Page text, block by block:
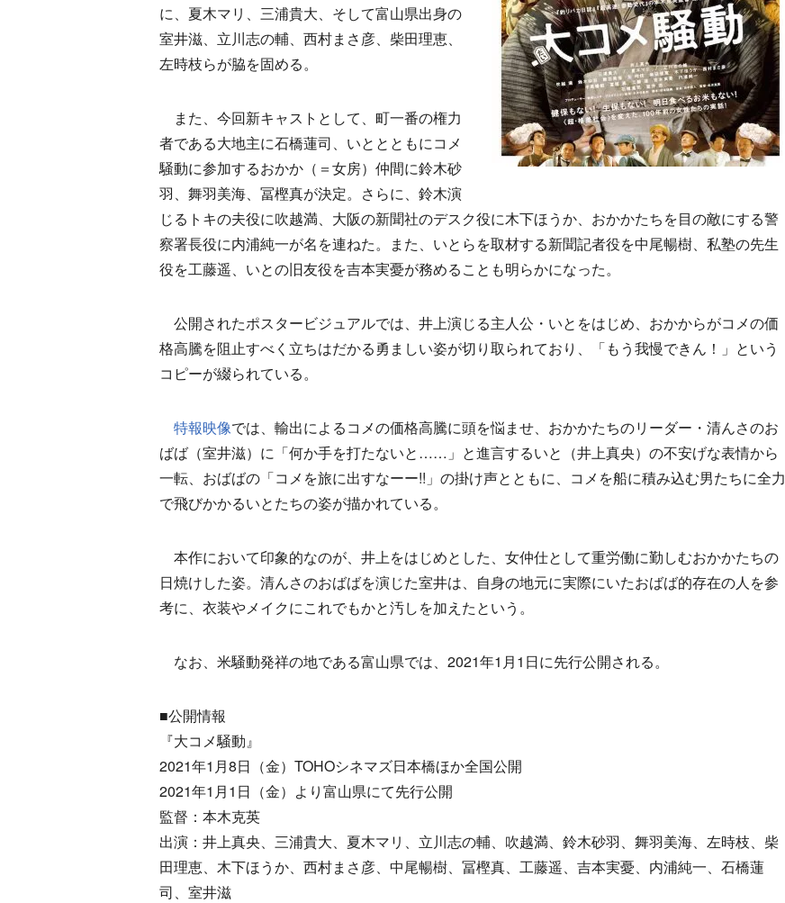
に、夏木マリ、三浦貴大、そして富山県出身の
室井滋、立川志の輔、西村まさ彦、柴田理恵、
左時枝らが脇を固める。
また、今回新キャストとして、町一番の権力
者である大地主に石橋蓮司、いととともにコメ
騒動に参加するおかか（＝女房）仲間に鈴木砂
羽、舞羽美海、冨樫真が決定。さらに、鈴木演
じるトキの夫役に吹越満、大阪の新聞社のデスク役に木下ほうか、おかかたちを目の敵にする警
察署長役に内浦純一が名を連ねた。また、いとらを取材する新聞記者役を中尾暢樹、私塾の先生
役を工藤遥、いとの旧友役を吉本実憂が務めることも明らかになった。
公開されたポスタービジュアルでは、井上演じる主人公・いとをはじめ、おかからがコメの価
格高騰を阻止すべく立ちはだかる勇ましい姿が切り取られており、「もう我慢できん！」という
コピーが綴られている。
特報映像では、輸出によるコメの価格高騰に頭を悩ませ、おかかたちのリーダー・清んさのお
ばば（室井滋）に「何か手を打たないと……」と進言するいと（井上真央）の不安げな表情から
一転、おばばの「コメを旅に出すなーー!!」の掛け声とともに、コメを船に積み込む男たちに全力
で飛びかかるいとたちの姿が描かれている。
本作において印象的なのが、井上をはじめとした、女仲仕として重労働に勤しむおかかたちの
日焼けした姿。清んさのおばばを演じた室井は、自身の地元に実際にいたおばば的存在の人を参
考に、衣装やメイクにこれでもかと汚しを加えたという。
なお、米騒動発祥の地である富山県では、2021年1月1日に先行公開される。
■公開情報
『大コメ騒動』
2021年1月8日（金）TOHOシネマズ日本橋ほか全国公開
2021年1月1日（金）より富山県にて先行公開
監督：本木克英
出演：井上真央、三浦貴大、夏木マリ、立川志の輔、吹越満、鈴木砂羽、舞羽美海、左時枝、柴
田理恵、木下ほうか、西村まさ彦、中尾暢樹、冨樫真、工藤遥、吉本実憂、内浦純一、石橋蓮
司、室井滋